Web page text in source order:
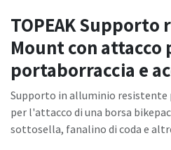
TOPEAK Supporto
Mount con attacco
portaborraccia e
Supporto in alluminio resistente
per l'attacco di una borsa
sottosella, fanalino di coda e